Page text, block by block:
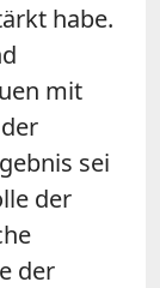
habe.
mit
sei
der
der